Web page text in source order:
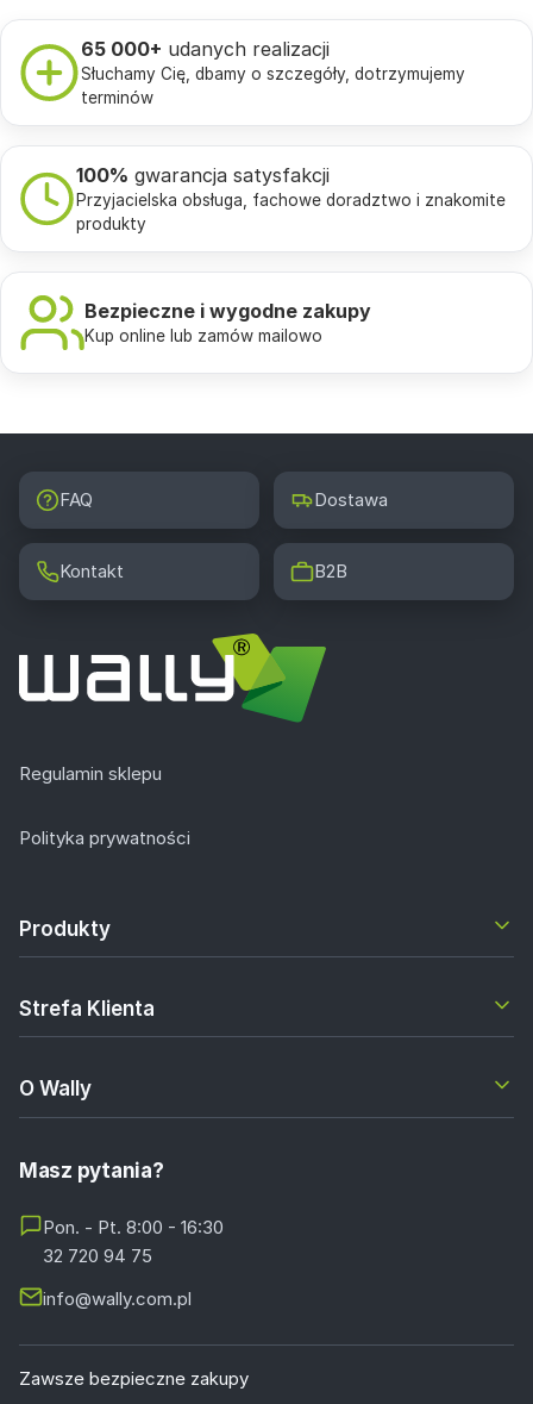
65 000+ udanych realizacji
Słuchamy Cię, dbamy o szczegóły, dotrzymujemy
terminów
100% gwarancja satysfakcji
Przyjacielska obsługa, fachowe doradztwo i znakomite
produkty
Bezpieczne i wygodne zakupy
Kup online lub zamów mailowo
FAQ Dostawa
Kontakt B2B
Regulamin sklepu
Polityka prywatności
Produkty
Strefa Klienta
O Wally
Masz pytania?
Pon. - Pt. 8:00 - 16:30
32 720 94 75
info@wally.com.pl
Zawsze bezpieczne zakupy